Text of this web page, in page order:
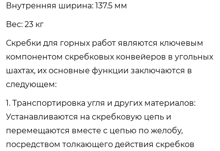
Внутренняя ширина: 137.5 мм
Вес: 23 кг
Скребки для горных работ являются ключевым
компонентом скребковых конвейеров в угольных
шахтах, их основные функции заключаются в
следующем:
1. Транспортировка угля и других материалов:
Устанавливаются на скребковую цепь и
перемещаются вместе с цепью по желобу,
посредством толкающего действия скребков